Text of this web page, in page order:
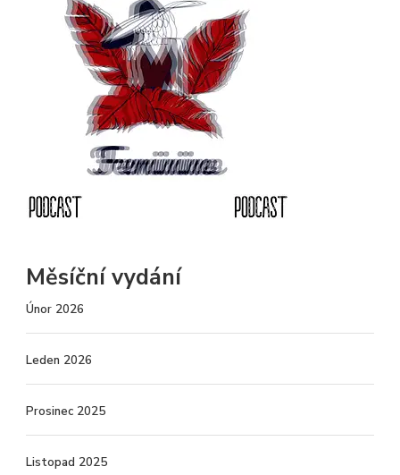
Měsíční vydání
Únor 2026
Leden 2026
Prosinec 2025
Listopad 2025